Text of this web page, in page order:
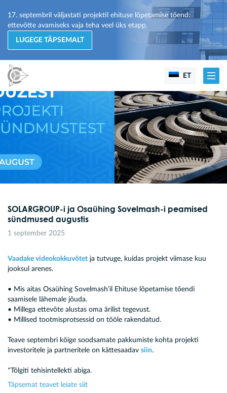
17. septembril väljastati projektil ehituse lõpetamise tõend:
ettevõtte avamiseks vaja teha veel üks etapp.
LUGEGE TÄPSEMALT
ET
SOLARGROUP-i ja Osaühing Sovelmash-i peamised
sündmused augustis
1 september 2025
Vaadake videokokkuvõtet ja tutvuge, kuidas projekt viimase kuu
jooksul arenes.
• Mis aitas Osaühing Sovelmash’il Ehituse lõpetamise tõendi
saamisele lähemale jõuda.
• Millega ettevõte alustas oma ärilist tegevust.
• Millised tootmisprotsessid on tööle rakendatud.
Teave septembri kõige soodsamate pakkumiste kohta projekti
investoritele ja partneritele on kättesaadav siin.
*Tõlgiti tehisintellekti abiga.
Täpsemat teavet leiate siit